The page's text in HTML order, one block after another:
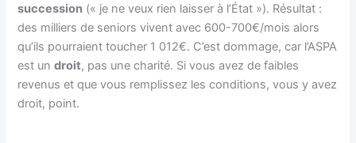
succession (« je ne veux rien laisser à l’État »). Résultat :
des milliers de seniors vivent avec 600-700€/mois alors
qu’ils pourraient toucher 1 012€. C’est dommage, car l’ASPA
est undroit, pas une charité. Si vous avez de faibles
revenus et que vous remplissez les conditions, vous y avez
droit, point.